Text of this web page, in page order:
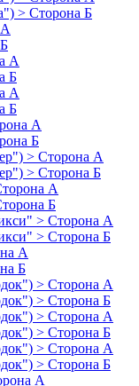
> Сторона Б
А
Б
А
Б
А
Б
> Сторона А
> Сторона Б
А
Б
> Сторона А
> Сторона Б
А
Б
> Сторона А
> Сторона Б
> Сторона А
> Сторона Б
> Сторона А
> Сторона Б
А